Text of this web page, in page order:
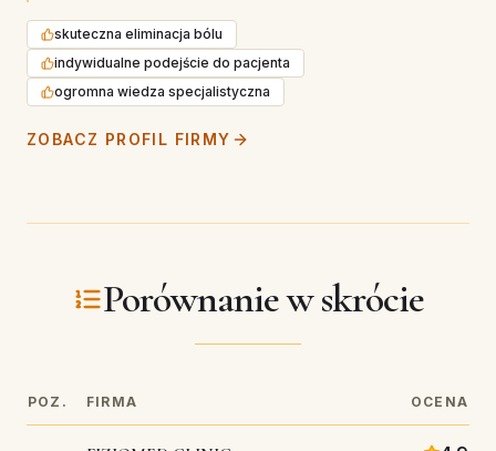
skuteczna eliminacja bólu
indywidualne podejście do pacjenta
ogromna wiedza specjalistyczna
ZOBACZ PROFIL FIRMY
Porównanie w skrócie
POZ. FIRMA OCENA